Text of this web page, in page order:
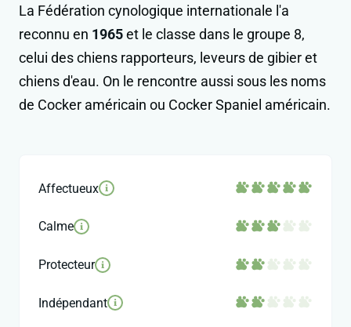
La Fédération cynologique internationale l'a
reconnu en 1965et le classe dans le groupe 8,
celui des chiens rapporteurs, leveurs de gibier et
chiens d'eau. On le rencontre aussi sous les noms
de Cocker américain ou Cocker Spaniel américain.
Affectueux i
Calme i
Protecteur i
Indépendant i